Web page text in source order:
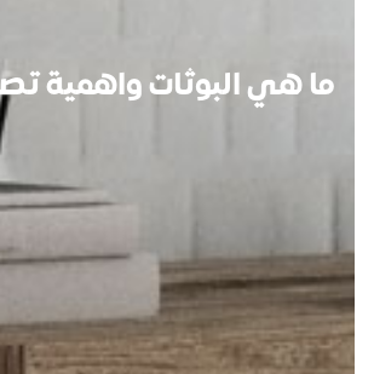
ما هي البوثات واهمية